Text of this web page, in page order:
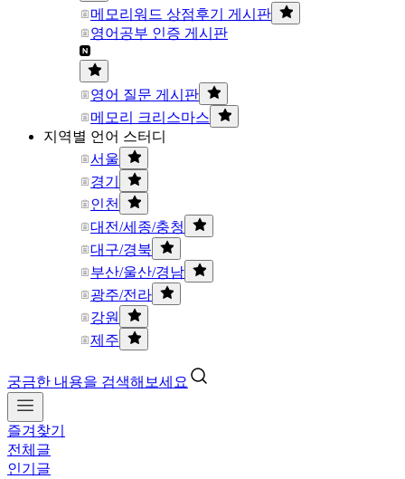
메모리워드 상점후기 게시판
영어공부 인증 게시판
영어 질문 게시판
메모리 크리스마스
지역별 언어 스터디
서울
경기
인천
대전/세종/충청
대구/경북
부산/울산/경남
광주/전라
강원
제주
궁금한 내용을 검색해보세요
즐겨찾기
전체글
인기글